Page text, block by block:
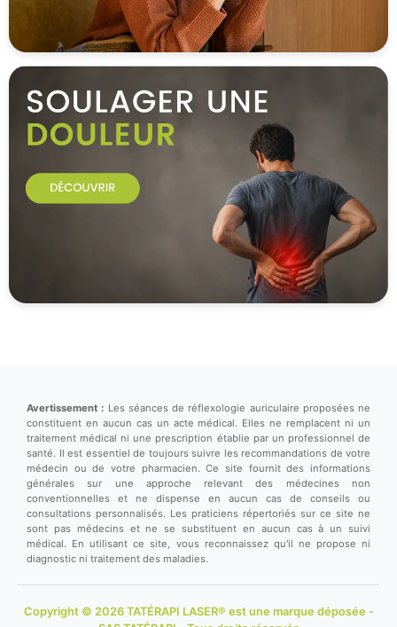
Avertissement : Les séances de réflexologie auriculaire proposées ne
constituent en aucun cas un acte médical. Elles ne remplacent ni un
traitement médical ni une prescription établie par un professionnel de
santé. Il est essentiel de toujours suivre les recommandations de votre
médecin ou de votre pharmacien. Ce site fournit des informations
générales sur une approche relevant des médecines non
conventionnelles et ne dispense en aucun cas de conseils ou
consultations personnalisés. Les praticiens répertoriés sur ce site ne
sont pas médecins et ne se substituent en aucun cas à un suivi
médical. En utilisant ce site, vous reconnaissez qu'il ne propose ni
diagnostic ni traitement des maladies.
Copyright © 2026 TATÉRAPI LASER® est une marque déposée -